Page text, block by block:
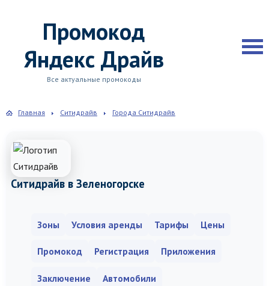
Промокод
Яндекс Драйв
Все актуальные промокоды
Главная Ситидрайв Города Ситидрайв
Ситидрайв в Зеленогорске
Зоны Условия аренды Тарифы Цены
Промокод Регистрация Приложения
Заключение Автомобили